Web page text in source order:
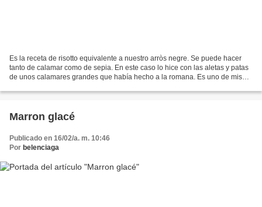
Es la receta de risotto equivalente a nuestro arròs negre. Se puede hacer
tanto de calamar como de sepia. En este caso lo hice con las aletas y patas
de unos calamares grandes que había hecho a la romana. Es uno de mis
Marron glacé
Publicado en 16/02/a. m. 10:46
Por belenciaga